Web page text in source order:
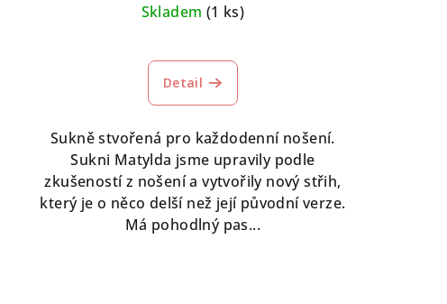
Skladem (1 ks)
Detail
Sukně stvořená pro každodenní nošení.
Sukni Matylda jsme upravily podle
zkušeností z nošení a vytvořily nový střih,
který je o něco delší než její původní verze.
Má pohodlný pas...